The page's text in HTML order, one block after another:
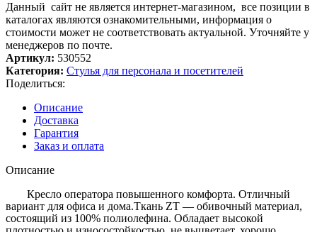
Данный сайт не является интернет-магазином, все позиции в
каталогах являются ознакомительными, информация о
стоимости может не соответствовать актуальной. Уточняйте у
менеджеров по почте.
Артикул: 530552
Категория: Стулья для персонала и посетителей
Поделиться:
Описание
Доставка
Гарантия
Заказ и оплата
Описание
Кресло оператора повышенного комфорта. Отличный
вариант для офиса и дома.Ткань ZT — обивочный материал,
состоящий из 100% полиолефина. Обладает высокой